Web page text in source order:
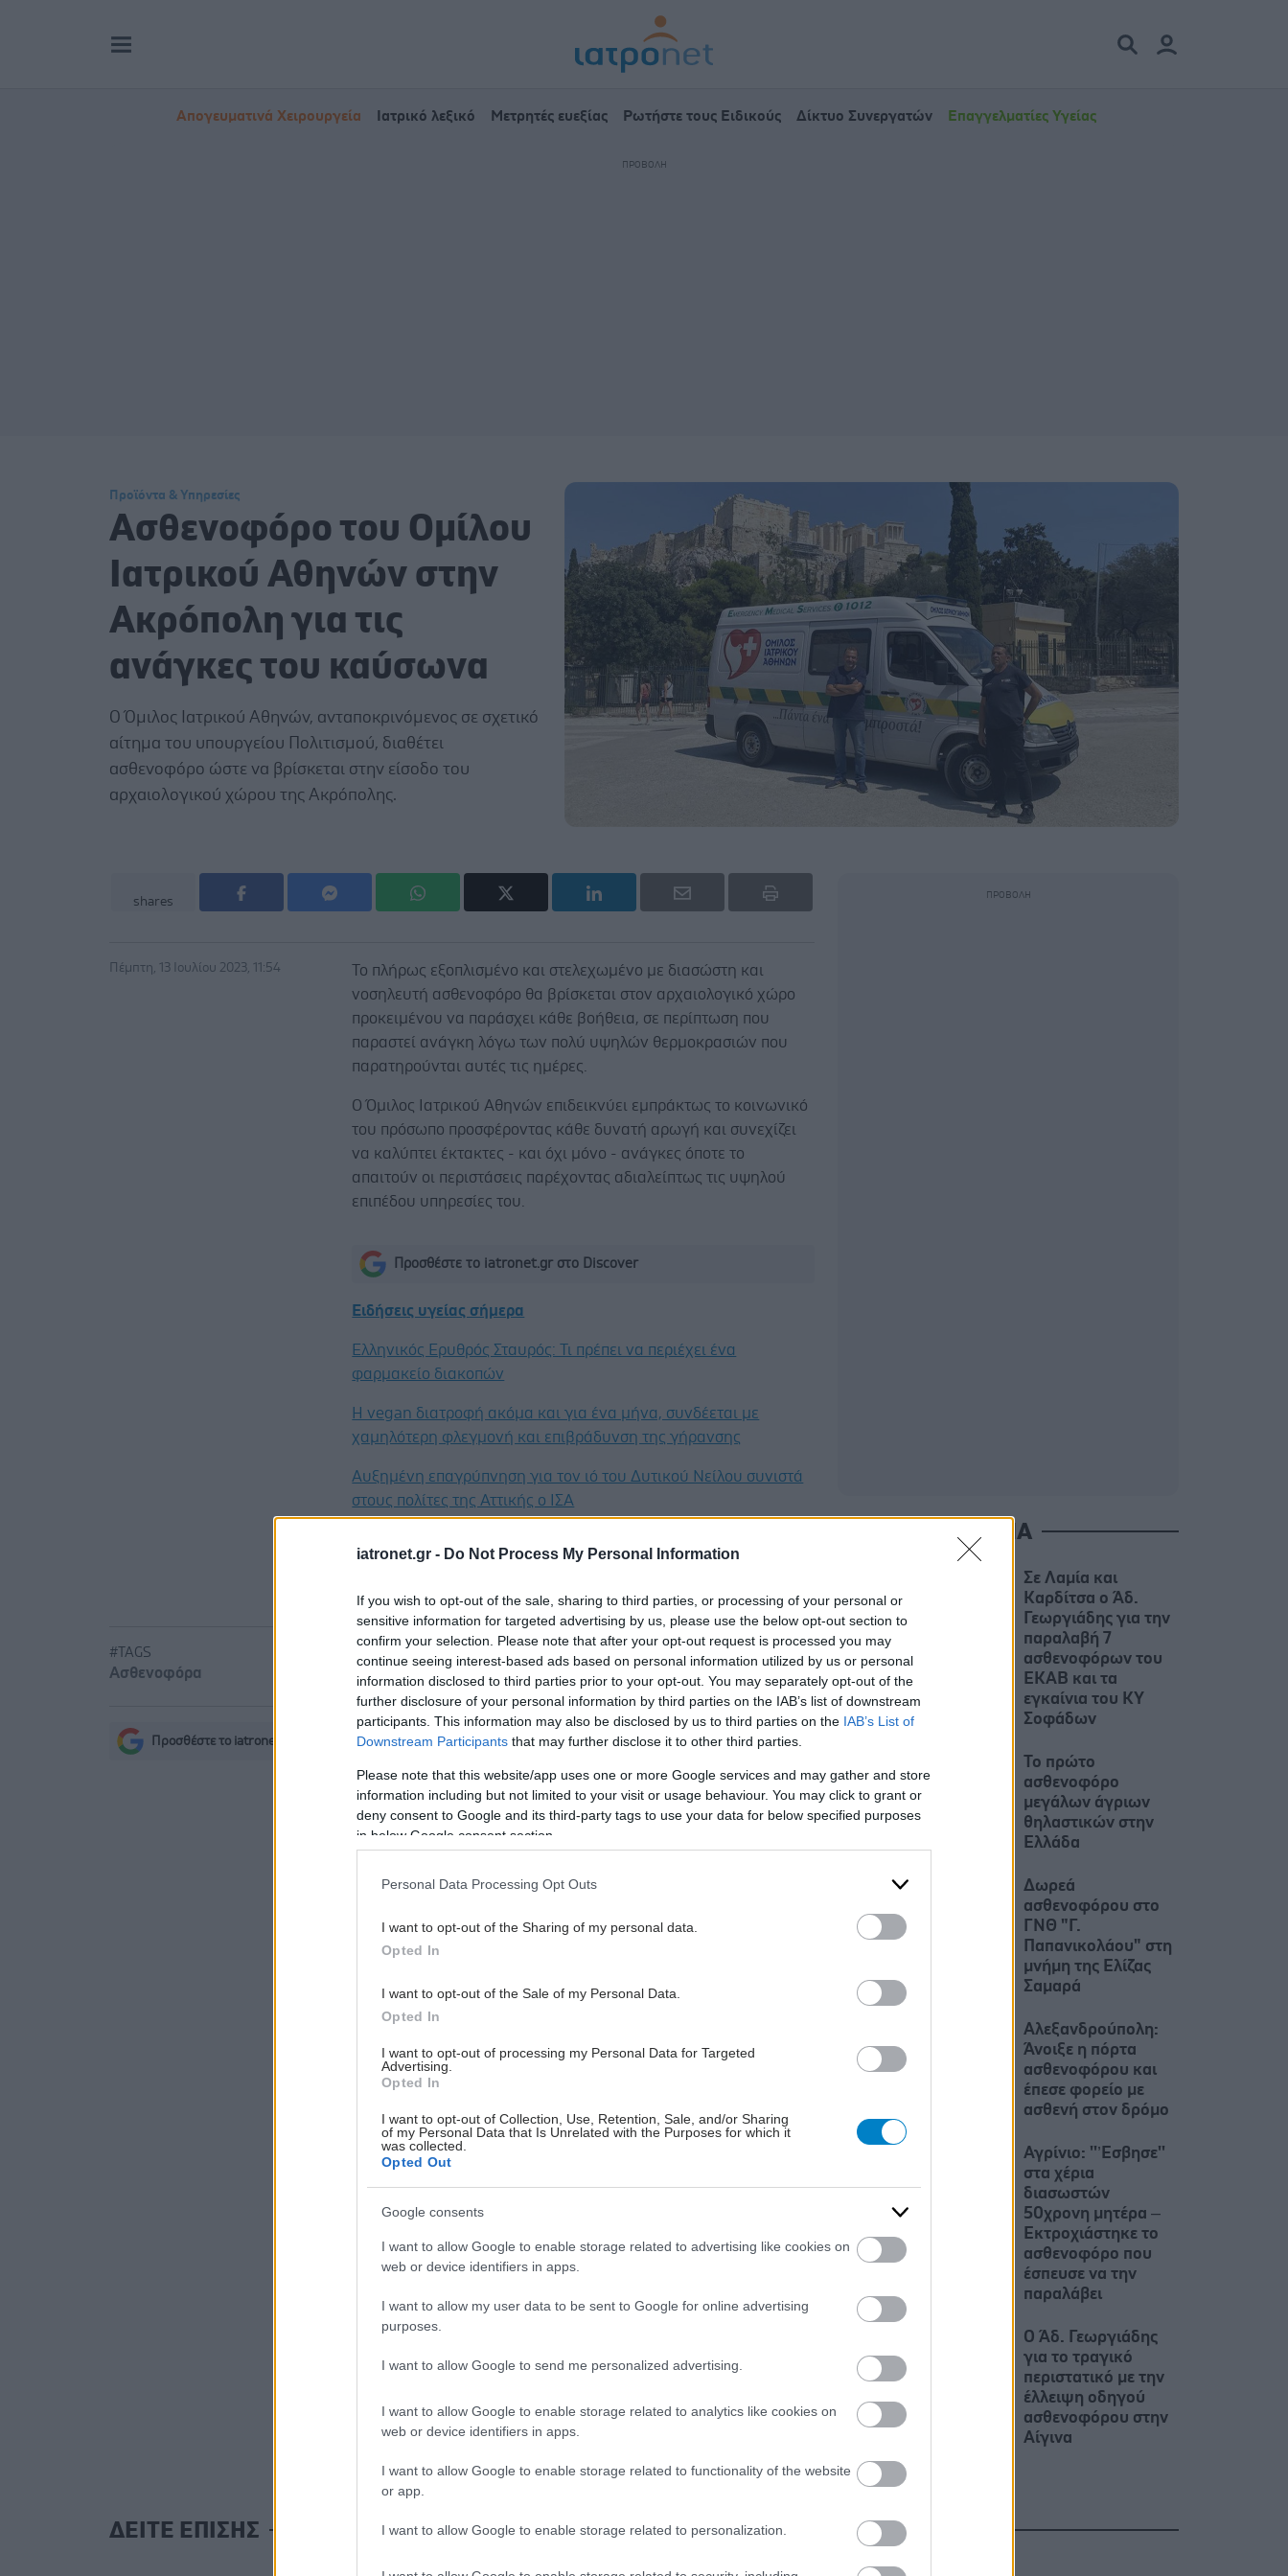
iatronet.gr - Do Not Process My Personal Information
If you wish to opt-out of the sale, sharing to third parties, or processing of your personal or
sensitive information for targeted advertising by us, please use the below opt-out section to
confirm your selection. Please note that after your opt-out request is processed you may
continue seeing interest-based ads based on personal information utilized by us or personal
information disclosed to third parties prior to your opt-out. You may separately opt-out of the
further disclosure of your personal information by third parties on the IAB’s list of downstream
participants. This information may also be disclosed by us to third parties on the IAB’s List of
Downstream Participants that may further disclose it to other third parties.
Please note that this website/app uses one or more Google services and may gather and store
information including but not limited to your visit or usage behaviour. You may click to grant or
deny consent to Google and its third-party tags to use your data for below specified purposes
in below Google consent section.
Personal Data Processing Opt Outs
I want to opt-out of the Sharing of my personal data.
Opted In
I want to opt-out of the Sale of my Personal Data.
Opted In
I want to opt-out of processing my Personal Data for Targeted
Advertising.
Opted In
I want to opt-out of Collection, Use, Retention, Sale, and/or Sharing
of my Personal Data that Is Unrelated with the Purposes for which it
was collected.
Opted Out
Google consents
I want to allow Google to enable storage related to advertising like cookies on
web or device identifiers in apps.
I want to allow my user data to be sent to Google for online advertising
purposes.
I want to allow Google to send me personalized advertising.
I want to allow Google to enable storage related to analytics like cookies on
web or device identifiers in apps.
I want to allow Google to enable storage related to functionality of the website
or app.
I want to allow Google to enable storage related to personalization.
Απογευματινά Χειρουργεία Ιατρικό λεξικό Μετρητές ευεξίας Ρωτήστε τους Ειδικούς Δίκτυο Συνεργατών Επαγγελματίες Υγείας
Προϊόντα & Υπηρεσίες
Ασθενοφόρο του Ομίλου
Ιατρικού Αθηνών στην
Ακρόπολη για τις
ανάγκες του καύσωνα
Ο Όμιλος Ιατρικού Αθηνών, ανταποκρινόμενος σε σχετικό
αίτημα του υπουργείου Πολιτισμού, διαθέτει
ασθενοφόρο ώστε να βρίσκεται στην είσοδο του
αρχαιολογικού χώρου της Ακρόπολης.
shares
Πέμπτη, 13 Ιουλίου 2023, 11:54
Το πλήρως εξοπλισμένο και στελεχωμένο με διασώστη και
νοσηλευτή ασθενοφόρο θα βρίσκεται στον αρχαιολογικό χώρο
προκειμένου να παράσχει κάθε βοήθεια, σε περίπτωση που
παραστεί ανάγκη λόγω των πολύ υψηλών θερμοκρασιών που
παρατηρούνται αυτές τις ημέρες.
Ο Όμιλος Ιατρικού Αθηνών επιδεικνύει εμπράκτως το κοινωνικό
του πρόσωπο προσφέροντας κάθε δυνατή αρωγή και συνεχίζει
να καλύπτει έκτακτες - και όχι μόνο - ανάγκες όποτε το
απαιτούν οι περιστάσεις παρέχοντας αδιαλείπτως τις υψηλού
επιπέδου υπηρεσίες του.
Προσθέστε το iatronet.gr στο Discover
Ειδήσεις υγείας σήμερα
Ελληνικός Ερυθρός Σταυρός: Τι πρέπει να περιέχει ένα
φαρμακείο διακοπών
Η vegan διατροφή ακόμα και για ένα μήνα, συνδέεται με
χαμηλότερη φλεγμονή και επιβράδυνση της γήρανσης
Αυξημένη επαγρύπνηση για τον ιό του Δυτικού Νείλου συνιστά
στους πολίτες της Αττικής ο ΙΣΑ
#TAGS
Ασθενοφόρα
Προσθέστε το iatronet.gr στο Discover
ΔΙΑΒΑΣΤΕ ΑΚΟΜΑ
Σε Λαμία και
Καρδίτσα ο Άδ.
Γεωργιάδης για την
παραλαβή 7
ασθενοφόρων του
ΕΚΑΒ και τα
εγκαίνια του ΚΥ
Σοφάδων
Το πρώτο
ασθενοφόρο
μεγάλων άγριων
θηλαστικών στην
Ελλάδα
Δωρεά
ασθενοφόρου στο
ΓΝΘ "Γ.
Παπανικολάου" στη
μνήμη της Ελίζας
Σαμαρά
Αλεξανδρούπολη:
Άνοιξε η πόρτα
ασθενοφόρου και
έπεσε φορείο με
ασθενή στον δρόμο
Αγρίνιο: ''’Εσβησε''
στα χέρια
διασωστών
50χρονη μητέρα –
Εκτροχιάστηκε το
ασθενοφόρο που
έσπευσε να την
παραλάβει
Ο Άδ. Γεωργιάδης
για το τραγικό
περιστατικό με την
έλλειψη οδηγού
ασθενοφόρου στην
Αίγινα
ΔΕΙΤΕ ΕΠΙΣΗΣ